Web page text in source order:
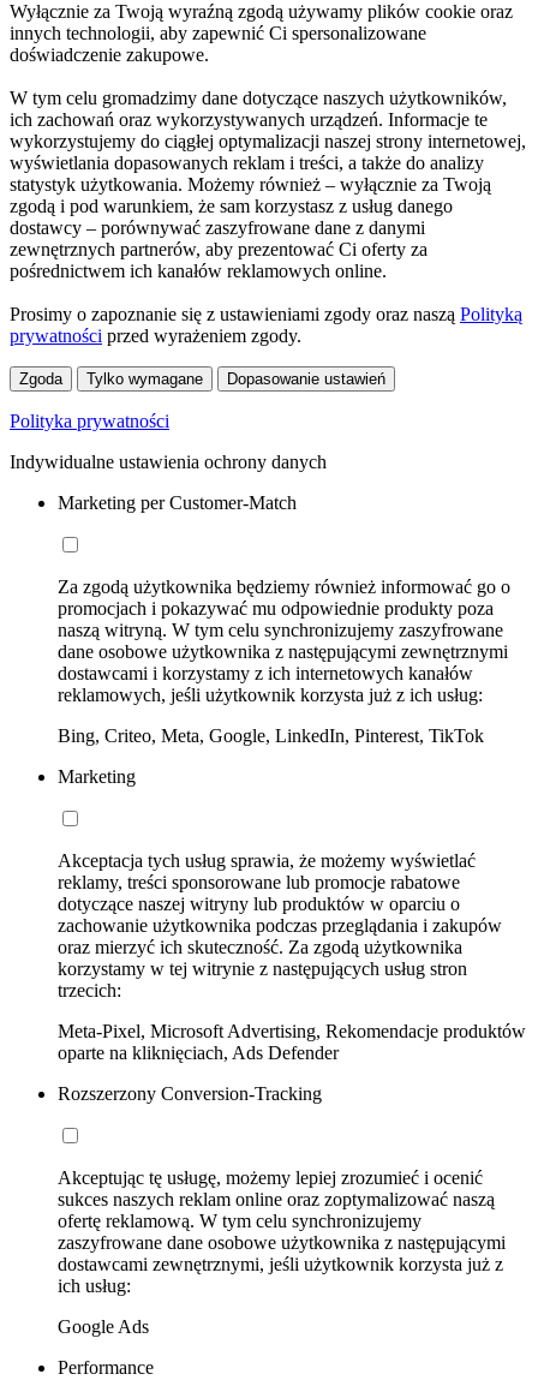
Wyłącznie za Twoją wyraźną zgodą używamy plików cookie oraz
innych technologii, aby zapewnić Ci spersonalizowane
doświadczenie zakupowe.
W tym celu gromadzimy dane dotyczące naszych użytkowników,
ich zachowań oraz wykorzystywanych urządzeń. Informacje te
wykorzystujemy do ciągłej optymalizacji naszej strony internetowej,
wyświetlania dopasowanych reklam i treści, a także do analizy
statystyk użytkowania. Możemy również – wyłącznie za Twoją
zgodą i pod warunkiem, że sam korzystasz z usług danego
dostawcy – porównywać zaszyfrowane dane z danymi
zewnętrznych partnerów, aby prezentować Ci oferty za
pośrednictwem ich kanałów reklamowych online.
Prosimy o zapoznanie się z ustawieniami zgody oraz naszą Polityką
prywatności przed wyrażeniem zgody.
Zgoda Tylko wymagane Dopasowanie ustawień
Polityka prywatności
Indywidualne ustawienia ochrony danych
Marketing per Customer-Match
Za zgodą użytkownika będziemy również informować go o
promocjach i pokazywać mu odpowiednie produkty poza
naszą witryną. W tym celu synchronizujemy zaszyfrowane
dane osobowe użytkownika z następującymi zewnętrznymi
dostawcami i korzystamy z ich internetowych kanałów
reklamowych, jeśli użytkownik korzysta już z ich usług:
Bing, Criteo, Meta, Google, LinkedIn, Pinterest, TikTok
Marketing
Akceptacja tych usług sprawia, że możemy wyświetlać
reklamy, treści sponsorowane lub promocje rabatowe
dotyczące naszej witryny lub produktów w oparciu o
zachowanie użytkownika podczas przeglądania i zakupów
oraz mierzyć ich skuteczność. Za zgodą użytkownika
korzystamy w tej witrynie z następujących usług stron
trzecich:
Meta-Pixel, Microsoft Advertising, Rekomendacje produktów
oparte na kliknięciach, Ads Defender
Rozszerzony Conversion-Tracking
Akceptując tę usługę, możemy lepiej zrozumieć i ocenić
sukces naszych reklam online oraz zoptymalizować naszą
ofertę reklamową. W tym celu synchronizujemy
zaszyfrowane dane osobowe użytkownika z następującymi
dostawcami zewnętrznymi, jeśli użytkownik korzysta już z
ich usług:
Google Ads
Performance